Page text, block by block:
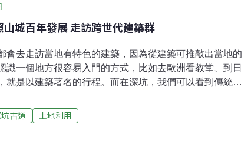
城百年發展 走訪跨世代建築群
會去走訪當地有特色的建築，因為從建築可推敲出當地的
識一個地方很容易入門的方式，比如去歐洲看教堂、到日
就是以建築著名的行程。而在深坑，我們可以看到傳統的
前的重要轉運地位，靠著水路與陸路的地理優勢，一度成
集散地，舉凡大菁、茶葉、稻米等經濟作物都曾在深坑轉
古道 土地利用